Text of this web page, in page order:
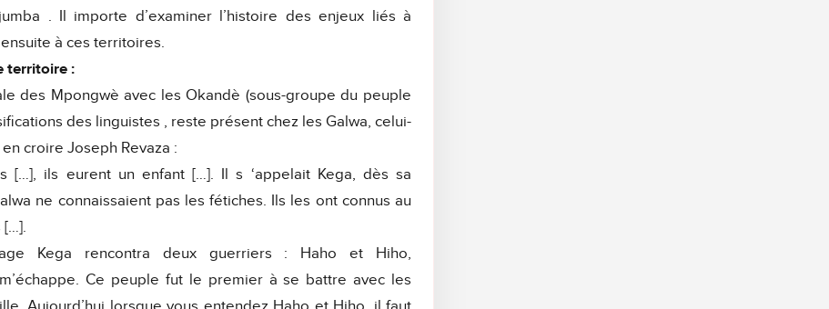
. Il importe d’examiner l’histoire des enjeux liés à
à ces territoires.
territoire :
des Mpongwè avec les Okandè (sous-groupe du peuple
des linguistes , reste présent chez les Galwa, celui-
croire Joseph Revaza :
[…], ils eurent un enfant […]. Il s ‘appelait Kega, dès sa
ne connaissaient pas les fétiches. Ils les ont connus au
[…].
Kega rencontra deux guerriers : Haho et Hiho,
Ce peuple fut le premier à se battre avec les